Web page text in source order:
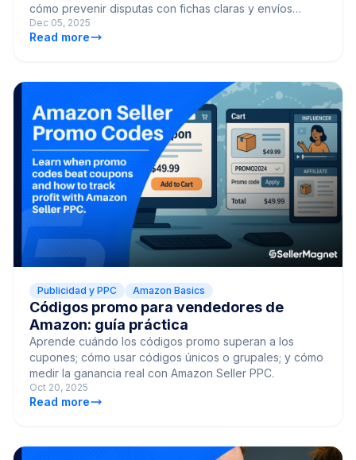
cómo prevenir disputas con fichas claras y envíos
rastreados.
Dec 05, 2025
Read more
Publicidad y PPC Amazon Basics
Códigos promo para vendedores de
Amazon: guía práctica
Aprende cuándo los códigos promo superan a los
cupones; cómo usar códigos únicos o grupales; y cómo
medir la ganancia real con Amazon Seller PPC.
Oct 20, 2025
Read more